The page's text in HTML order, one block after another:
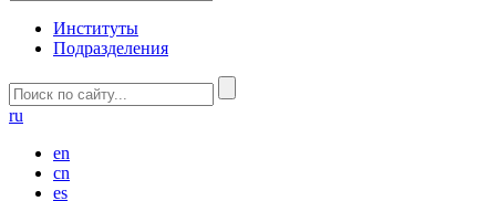
Институты
Подразделения
ru
en
cn
es